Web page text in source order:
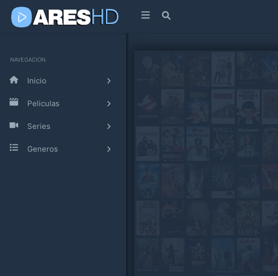
NAVEGACION
Inicio
Peliculas
Series
Generos